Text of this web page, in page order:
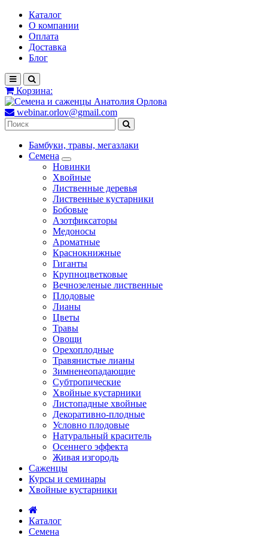
Каталог
О компании
Оплата
Доставка
Блог
Корзина:
webinar.orlov@gmail.com
Бамбуки, травы, мегазлаки
Семена
Новинки
Хвойные
Лиственные деревья
Лиственные кустарники
Бобовые
Азотфиксаторы
Медоносы
Ароматные
Краснокнижные
Гиганты
Крупноцветковые
Вечнозеленые лиственные
Плодовые
Лианы
Цветы
Травы
Овощи
Орехоплодные
Травянистые лианы
Зимненеопадающие
Субтропические
Хвойные кустарники
Листопадные хвойные
Декоративно-плодные
Условно плодовые
Натуральный краситель
Осеннего эффекта
Живая изгородь
Саженцы
Курсы и семинары
Хвойные кустарники
Каталог
Семена